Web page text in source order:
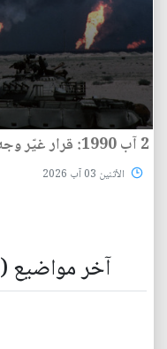
2 آب 1990: قرار غيّر وجه المنطقة
الأثنين 03 آب 2026
آخر مواضيع (